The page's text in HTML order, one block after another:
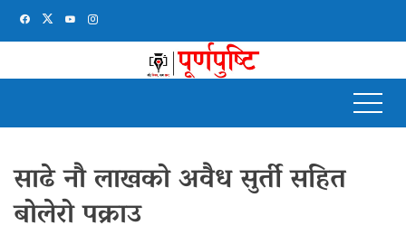
साढे नौ लाखको अवैध सुर्ती सहित
बोलेरो पक्राउ